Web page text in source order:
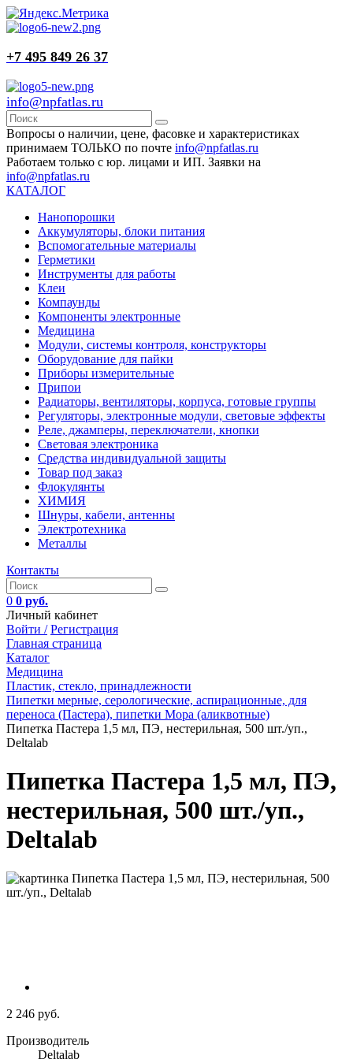
+7 495 849 26 37
info@npfatlas.ru
Вопросы о наличии, цене, фасовке и характеристиках
принимаем ТОЛЬКО по почте info@npfatlas.ru
Работаем только с юр. лицами и ИП. Заявки на
info@npfatlas.ru
КАТАЛОГ
Нанопорошки
Аккумуляторы, блоки питания
Вспомогательные материалы
Герметики
Инструменты для работы
Клеи
Компаунды
Компоненты электронные
Медицина
Модули, системы контроля, конструкторы
Оборудование для пайки
Приборы измерительные
Припои
Радиаторы, вентиляторы, корпуса, готовые группы
Регуляторы, электронные модули, световые эффекты
Реле, джамперы, переключатели, кнопки
Световая электроника
Средства индивидуальной защиты
Товар под заказ
Флокулянты
ХИМИЯ
Шнуры, кабели, антенны
Электротехника
Металлы
Контакты
0 0 руб.
Личный кабинет
Войти / Регистрация
Главная страница
Каталог
Медицина
Пластик, стекло, принадлежности
Пипетки мерные, серологические, аспирационные, для
переноса (Пастера), пипетки Мора (аликвотные)
Пипетка Пастера 1,5 мл, ПЭ, нестерильная, 500 шт./уп.,
Deltalab
Пипетка Пастера 1,5 мл, ПЭ,
нестерильная, 500 шт./уп.,
Deltalab
2 246 руб.
Производитель
Deltalab